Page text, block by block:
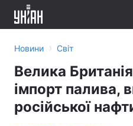
Новини › Світ
Велика
імпорт палива,
російської